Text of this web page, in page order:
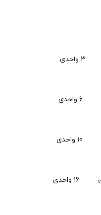
3 واحدی
6 واحدی
10 واحدی
16 واحدی